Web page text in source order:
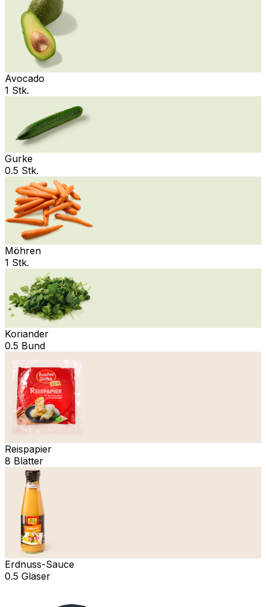
Avocado
1 Stk.
Gurke
0.5 Stk.
Möhren
1 Stk.
Koriander
0.5 Bund
Reispapier
8 Blätter
Erdnuss-Sauce
0.5 Gläser